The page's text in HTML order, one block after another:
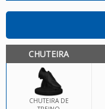
CHUTEIRA
CHUTEIRA DE